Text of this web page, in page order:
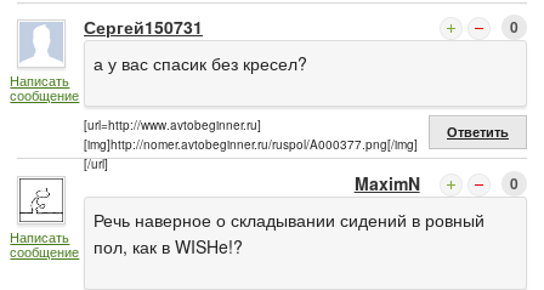
Написать
сообщение
Сергей150731 0
а у вас спасик без кресел?
[url=http://www.avtobeginner.ru]
[img]http://nomer.avtobeginner.ru/ruspol/A000377.png[/img]
[/url]
Ответить
Написать
сообщение
MaximN 0
Речь наверное о складывании сидений в ровный
пол, как в WISHe!?